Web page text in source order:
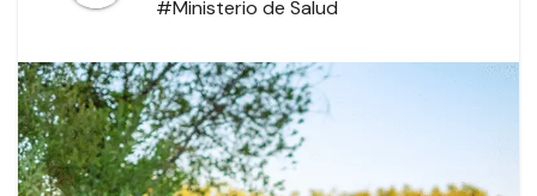
#Ministerio de Salud